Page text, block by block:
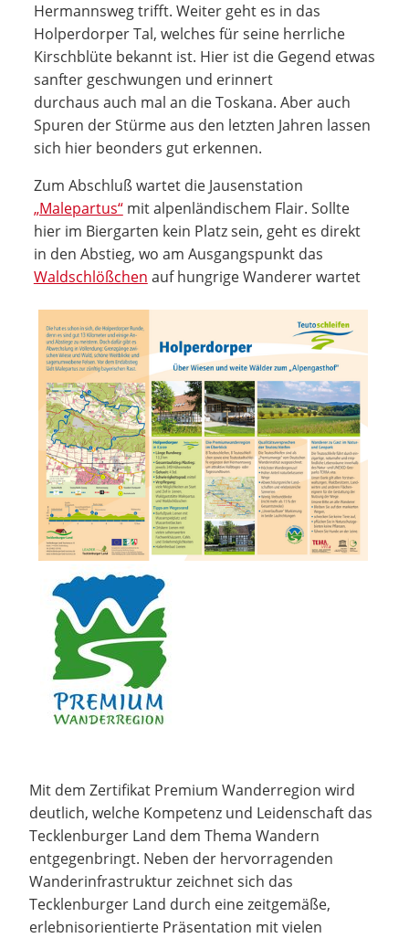
Hermannsweg trifft. Weiter geht es in das
Holperdorper Tal, welches für seine herrliche
Kirschblüte bekannt ist. Hier ist die Gegend etwas
sanfter geschwungen und erinnert
durchaus auch mal an die Toskana. Aber auch
Spuren der Stürme aus den letzten Jahren lassen
sich hier beonders gut erkennen.
Zum Abschluß wartet die Jausenstation
„Malepartus“mit alpenländischem Flair. Sollte
hier im Biergarten kein Platz sein, geht es direkt
in den Abstieg, wo am Ausgangspunkt das
Waldschlößchen auf hungrige Wanderer wartet
Mit dem Zertifikat Premium Wanderregion wird
deutlich, welche Kompetenz und Leidenschaft das
Tecklenburger Land dem Thema Wandern
entgegenbringt. Neben der hervorragenden
Wanderinfrastruktur zeichnet sich das
Tecklenburger Land durch eine zeitgemäße,
erlebnisorientierte Präsentation mit vielen